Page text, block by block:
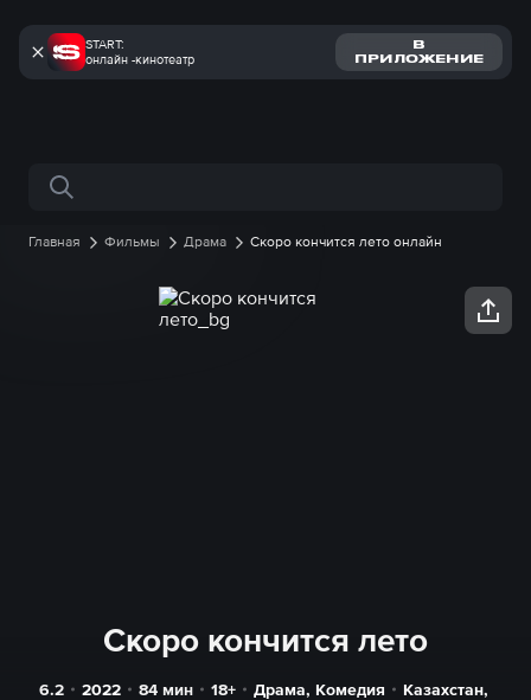
START:
онлайн -кинотеатр
В
ПРИЛОЖЕНИЕ
Поиск по сайту
Главная Фильмы Драма Скоро кончится лето онлайн
Скоро кончится лето
6.2 2022 84мин 18+ Драма, Комедия Казахстан,